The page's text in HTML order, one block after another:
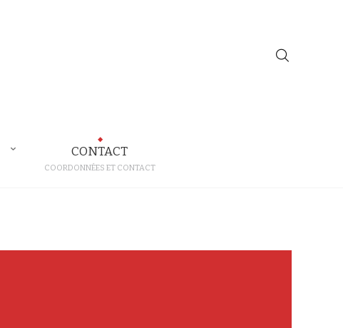
CONTACT
COORDONNÉES ET CONTACT